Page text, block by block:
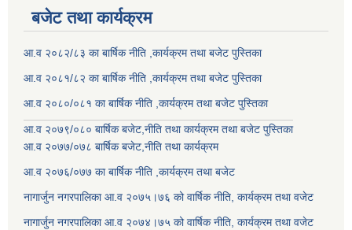
बजेट तथा कार्यक्रम
आ.व २०८२/८३ का बार्षिक नीति ,कार्यक्रम तथा बजेट पुस्तिका
आ.व २०८१/८२ का बार्षिक नीति ,कार्यक्रम तथा बजेट पुस्तिका
आ.व २०८०/०८१ का बार्षिक नीति ,कार्यक्रम तथा बजेट पुस्तिका
आ.व २०७९/०८० बार्षिक बजेट,नीति तथा कार्यक्रम तथा बजेट पुस्तिका
आ.व २०७७/०७८ बार्षिक बजेट,नीति तथा कार्यक्रम
आ.व २०७६/०७७ का बार्षिक नीति ,कार्यक्रम तथा बजेट
नागार्जुन नगरपालिका आ.व २०७५।७६ को वार्षिक नीति, कार्यक्रम तथा वजेट
नागार्जुन नगरपालिका आ.व २०७४।७५ को वार्षिक नीति, कार्यक्रम तथा वजेट